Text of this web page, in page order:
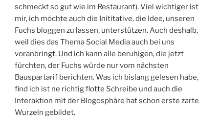
schmeckt so gut wie im Restaurant). Viel wichtiger ist
mir, ich möchte auch die Inititative, die Idee, unseren
Fuchs bloggen zu lassen, unterstützen. Auch deshalb,
weil dies das Thema Social Media auch bei uns
voranbringt. Und ich kann alle beruhigen, die jetzt
fürchten, der Fuchs würde nur vom nächsten
Bauspartarif berichten. Was ich bislang gelesen habe,
find ich ist ne richtig flotte Schreibe und auch die
Interaktion mit der Blogosphäre hat schon erste zarte
Wurzeln gebildet.